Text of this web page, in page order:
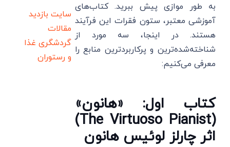
به طور موازی پیش ببرید. کتاب‌های
آموزشی معتبر، ستون فقرات این فرآیند
هستند. در اینجا، سه مورد از
شناخته‌شده‌ترین و پرکاربردترین منابع را
معرفی می‌کنیم:
کتاب اول: «هانون»
(The Virtuoso Pianist)
اثر چارلز لوئیس هانون
سایت بازدید
مقالات
گردشگری غذا
و رستوران